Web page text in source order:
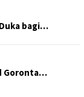
Duka bagi…
Goronta…